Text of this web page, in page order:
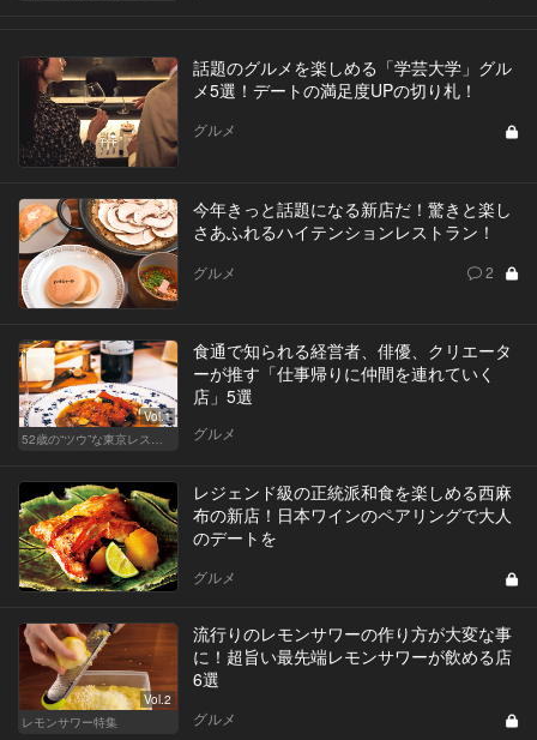
話題のグルメを楽しめる「学芸大学」グル
メ5選！デートの満足度UPの切り札！
グルメ
今年きっと話題になる新店だ！驚きと楽し
さあふれるハイテンションレストラン！
グルメ 2
Vol.1
52歳の“ツウ”な東京レストラン
食通で知られる経営者、俳優、クリエータ
ーが推す「仕事帰りに仲間を連れていく
店」5選
グルメ
レジェンド級の正統派和食を楽しめる西麻
布の新店！日本ワインのペアリングで大人
のデートを
グルメ
Vol.2
レモンサワー特集
流行りのレモンサワーの作り方が大変な事
に！超旨い最先端レモンサワーが飲める店
6選
グルメ